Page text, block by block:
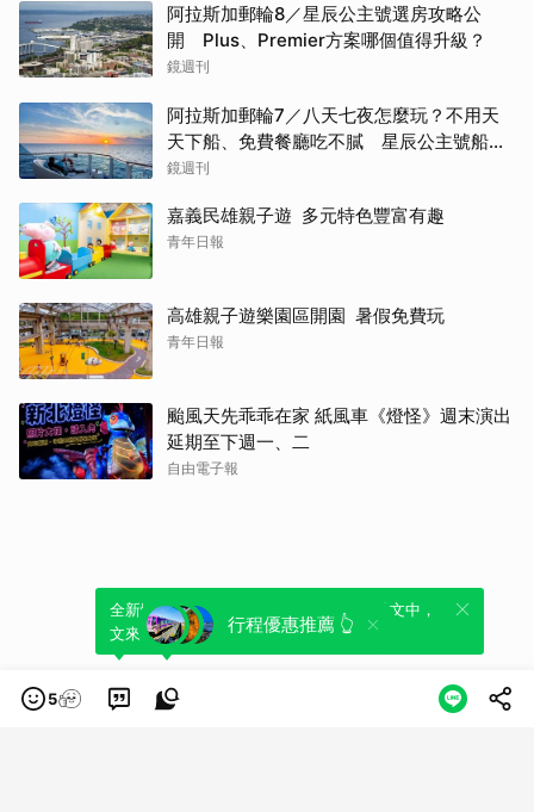
阿拉斯加郵輪8／星辰公主號選房攻略公
開 Plus、Premier方案哪個值得升級？
鏡週刊
阿拉斯加郵輪7／八天七夜怎麼玩？不用天
天下船、免費餐廳吃不膩 星辰公主號船上
一日生活公開
鏡週刊
嘉義民雄親子遊 多元特色豐富有趣
青年日報
高雄親子遊樂園區開園 暑假免費玩
青年日報
颱風天先乖乖在家 紙風車《燈怪》週末演出
延期至下週一、二
自由電子報
行程優惠推薦 👆
5
全新體驗！一鍵引用此內容，透過發布貼
文來輕鬆表達個人立場。
可以轉發或引用此內容至自己的貼文中，
來發表您的評論或觀點。